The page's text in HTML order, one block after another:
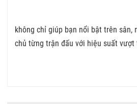
không chỉ giúp bạn nổi bật trên sân,
chủ từng trận đấu với hiệu suất vượt